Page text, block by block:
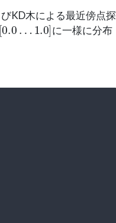
KD木による最近傍点探
0.0…1.0]
に一様に分布